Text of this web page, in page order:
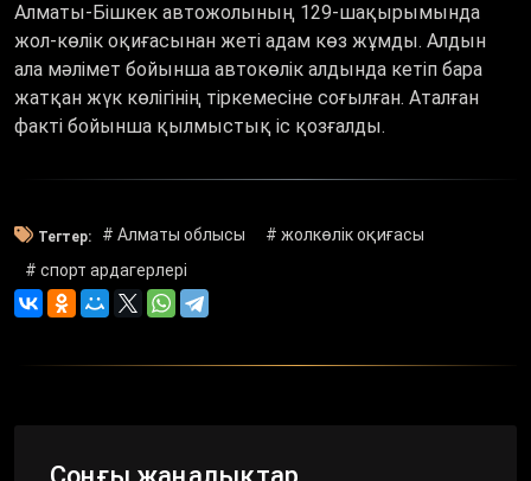
Алматы-Бішкек автожолының 129-шақырымында
жол-көлік оқиғасынан жеті адам көз жұмды. Алдын
ала мәлімет бойынша автокөлік алдында кетіп бара
жатқан жүк көлігінің тіркемесіне соғылған. Аталған
факті бойынша қылмыстық іс қозғалды.
Тегтер: # Алматы облысы
# жолкөлік оқиғасы
# спорт ардагерлері